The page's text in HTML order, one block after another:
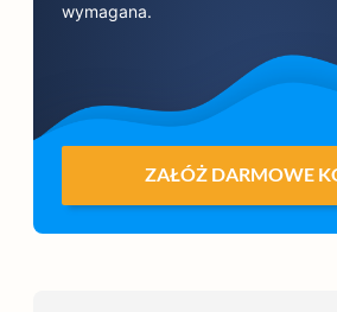
wymagana.
ZAŁÓŻ DARMOWE